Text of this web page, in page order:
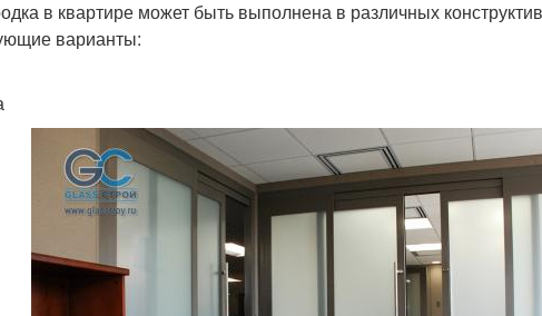
в квартире может быть выполнена в различных
варианты: